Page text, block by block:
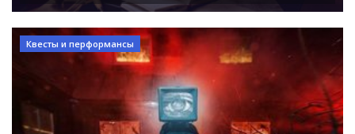
Квесты и перформансы